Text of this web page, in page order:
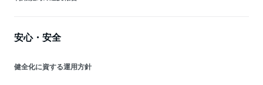
安心・安全
健全化に資する運用方針